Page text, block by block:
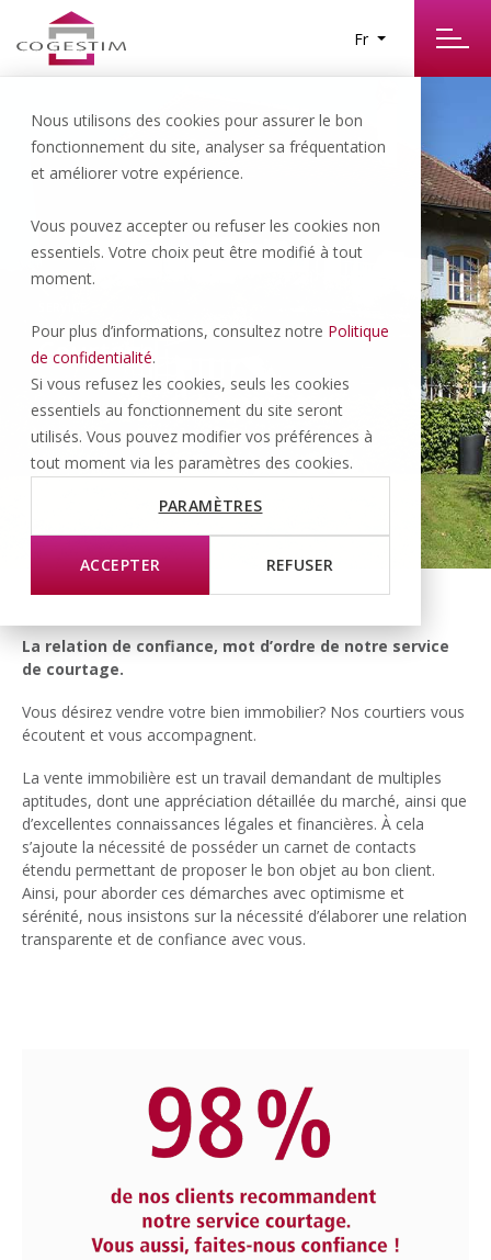
Nous utilisons des cookies pour assurer le bon
fonctionnement du site, analyser sa fréquentation
et améliorer votre expérience.
Vous pouvez accepter ou refuser les cookies non
essentiels. Votre choix peut être modifié à tout
moment.
Pour plus d’informations, consultez notre Politique
de confidentialité.
Si vous refusez les cookies, seuls les cookies
essentiels au fonctionnement du site seront
utilisés. Vous pouvez modifier vos préférences à
tout moment via les paramètres des cookies.
PARAMÈTRES
ACCEPTER REFUSER
Fr
Courtage
La relation de confiance, mot d’ordre de notre service
de courtage.
Vous désirez vendre votre bien immobilier? Nos courtiers vous
écoutent et vous accompagnent.
La vente immobilière est un travail demandant de multiples
aptitudes, dont une appréciation détaillée du marché, ainsi que
d’excellentes connaissances légales et financières. À cela
s’ajoute la nécessité de posséder un carnet de contacts
étendu permettant de proposer le bon objet au bon client.
Ainsi, pour aborder ces démarches avec optimisme et
sérénité, nous insistons sur la nécessité d’élaborer une relation
transparente et de confiance avec vous.